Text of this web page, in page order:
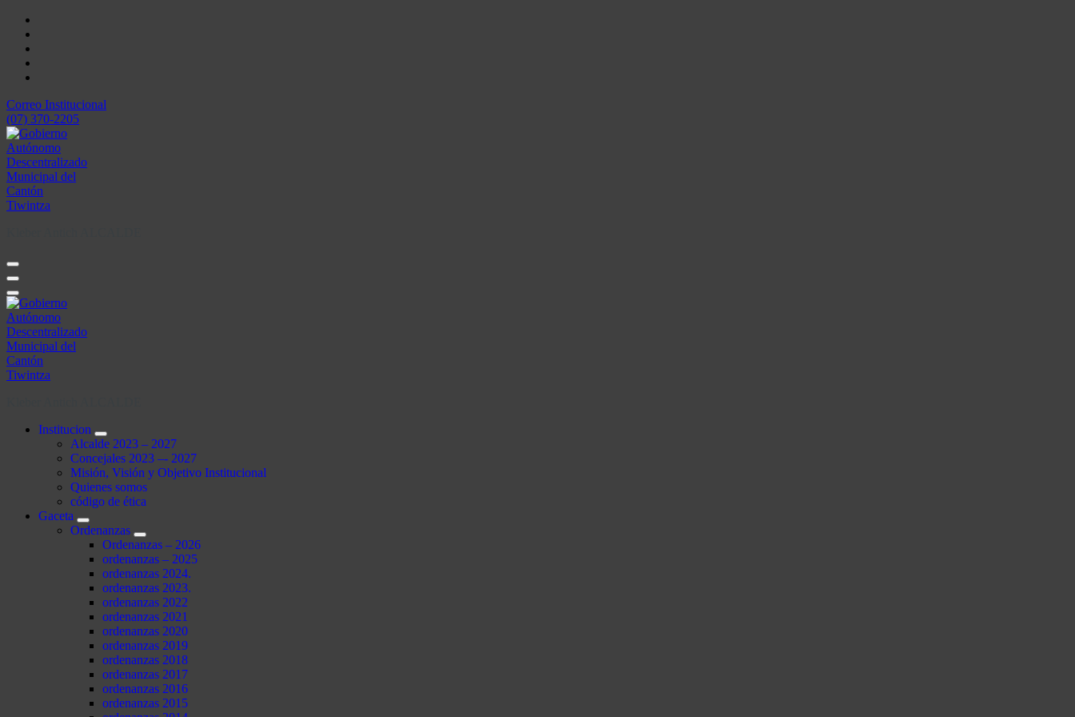
Skip
content
Correo Institucional
(07) 370-2205
Institucion
Alcalde 2023 – 2027
Concejales 2023 –- 2027
Misión, Visión y Objetivo Institucional
Quienes somos
código de ética
Gaceta
Ordenanzas
Ordenanzas – 2026
ordenanzas – 2025
ordenanzas 2024.
ordenanzas 2023.
ordenanzas 2022
ordenanzas 2021
ordenanzas 2020
ordenanzas 2019
ordenanzas 2018
ordenanzas 2017
ordenanzas 2016
ordenanzas 2015